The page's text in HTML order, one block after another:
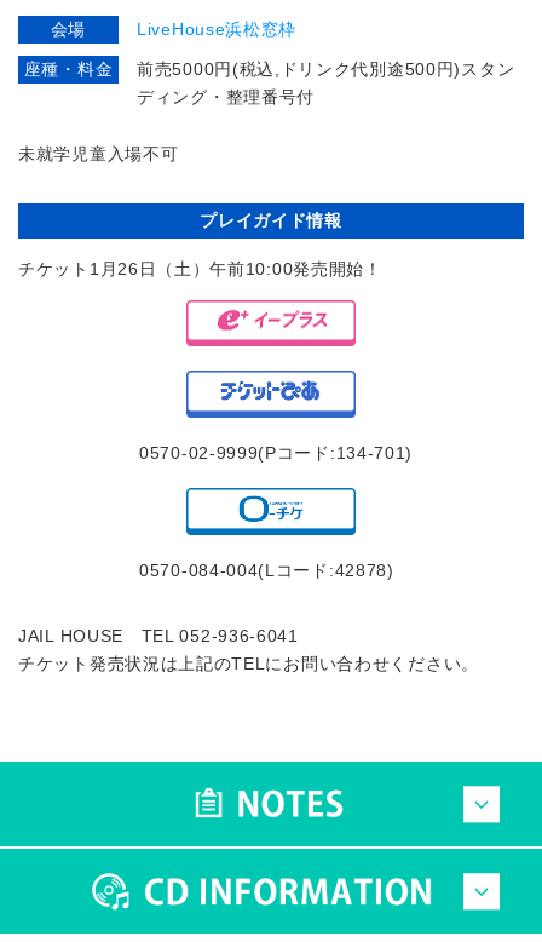
会場 LiveHouse浜松窓枠
座種・料金
前売5000円(税込,ドリンク代別途500円)スタン
ディング・整理番号付
未就学児童入場不可
プレイガイド情報
チケット1月26日（土）午前10:00発売開始！
0570-02-9999(Pコード:134-701)
0570-084-004(Lコード:42878)
JAIL HOUSE TEL 052-936-6041
チケット発売状況は上記のTELにお問い合わせください。